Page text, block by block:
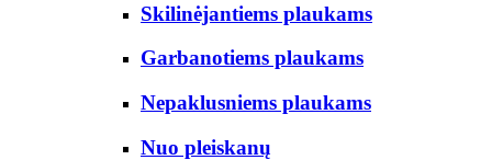
Skilinėjantiems plaukams
Garbanotiems plaukams
Nepaklusniems plaukams
Nuo pleiskanų